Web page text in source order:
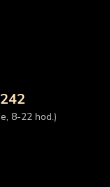
8-22 hod.)